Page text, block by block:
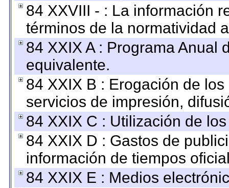
84 XXVIII - : La información
términos de la normatividad
84 XXIX A : Programa Anual
equivalente.
84 XXIX B : Erogación de
servicios de impresión,
84 XXIX C : Utilización de
84 XXIX D : Gastos de
información de tiempos
84 XXIX E : Medios